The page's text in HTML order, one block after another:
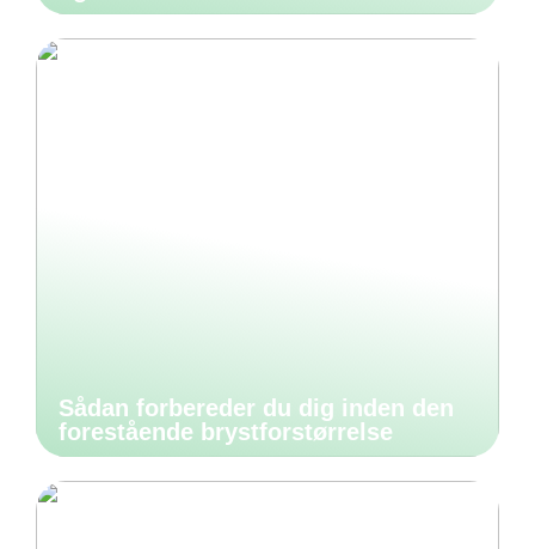
Sådan forbereder du dig inden den
forestående brystforstørrelse